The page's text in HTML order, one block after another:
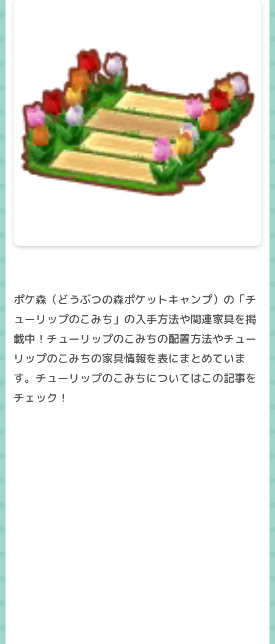
ポケ森（どうぶつの森ポケットキャンプ）の「チ
ューリップのこみち」の入手方法や関連家具を掲
載中！チューリップのこみちの配置方法やチュー
リップのこみちの家具情報を表にまとめていま
す。チューリップのこみちについてはこの記事を
チェック！